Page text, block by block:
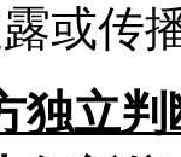
或传
独立